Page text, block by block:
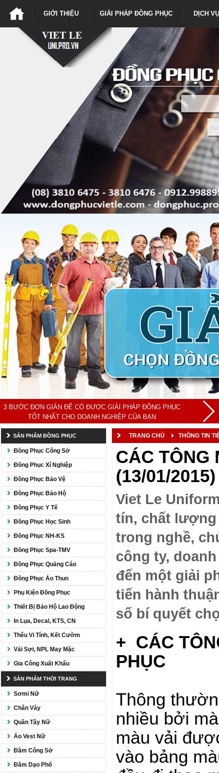
GIỚI THIỆU GIẢI PHÁP ĐỒNG PHỤC DỊCH
3 BƯỚC ĐƠN GIẢN ĐỂ CÓ ĐƯỢC GIẢI PHÁP ĐỒNG PHỤC
TỐT NHẤT CHO DOANH NGHIỆP CỦA BẠN
SẢN PHẨM ĐỒNG PHỤC
Đồng Phục Công Sở
Đồng Phục Xí Nghiệp
Đồng Phục Bảo Vệ
Đồng Phục Bảo Hộ
Đồng Phục Y Tế
Đồng Phục Học Sinh
Đồng Phục NH-KS
Đồng Phục Spa-TMV
Đồng Phục Quảng Cáo
Đồng Phục Áo Thun
Phụ Kiện Đồng Phục
Thiết Bị Bảo Hộ Lao Động
In Lụa, Decal, KTS, CN
Thêu Vi Tính, Kết Cườm
Vải Sợi, NPL May Mặc
Gia Công Xuất Khẩu
SẢN PHẨM THỜI TRANG
Sơmi Nữ
Chân Váy
Quần Tây Nữ
Áo Vest Nữ
Đầm Công Sở
Đầm Dạo Phố
TRANG CHỦ THÔNG TIN
CÁC TÔNG
(13/01/2015)
Viet Le
tín, chất lượng
trong nghề,
công ty,
đến một giải
tiến hành
số bí quyết
+ CÁC
PHỤC
Thông
nhiều bởi
màu vải
vào bảng